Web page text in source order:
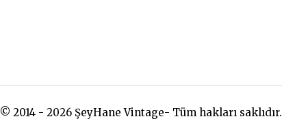
© 2014 - 2026 ŞeyHane Vintage- Tüm hakları saklıdır.